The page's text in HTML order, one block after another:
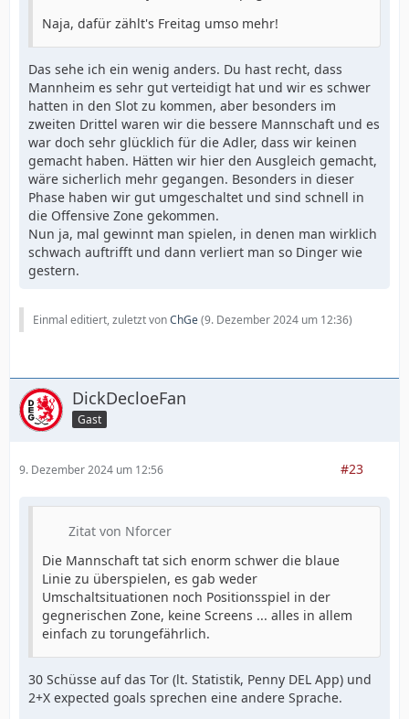
Naja, dafür zählt's Freitag umso mehr!
Das sehe ich ein wenig anders. Du hast recht, dass
Mannheim es sehr gut verteidigt hat und wir es schwer
hatten in den Slot zu kommen, aber besonders im
zweiten Drittel waren wir die bessere Mannschaft und es
war doch sehr glücklich für die Adler, dass wir keinen
gemacht haben. Hätten wir hier den Ausgleich gemacht,
wäre sicherlich mehr gegangen. Besonders in dieser
Phase haben wir gut umgeschaltet und sind schnell in
die Offensive Zone gekommen.
Nun ja, mal gewinnt man spielen, in denen man wirklich
schwach auftrifft und dann verliert man so Dinger wie
gestern.
Einmal editiert, zuletzt vonChGe(9. Dezember 2024 um 12:36)
DickDecloeFan
Gast
9. Dezember 2024 um 12:56 #23
Zitat von Nforcer
Die Mannschaft tat sich enorm schwer die blaue
Linie zu überspielen, es gab weder
Umschaltsituationen noch Positionsspiel in der
gegnerischen Zone, keine Screens ... alles in allem
einfach zu torungefährlich.
30 Schüsse auf das Tor (lt. Statistik, Penny DEL App) und
2+X expected goals sprechen eine andere Sprache.